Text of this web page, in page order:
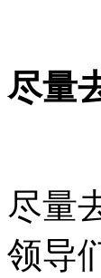
尽量
尽量
领导